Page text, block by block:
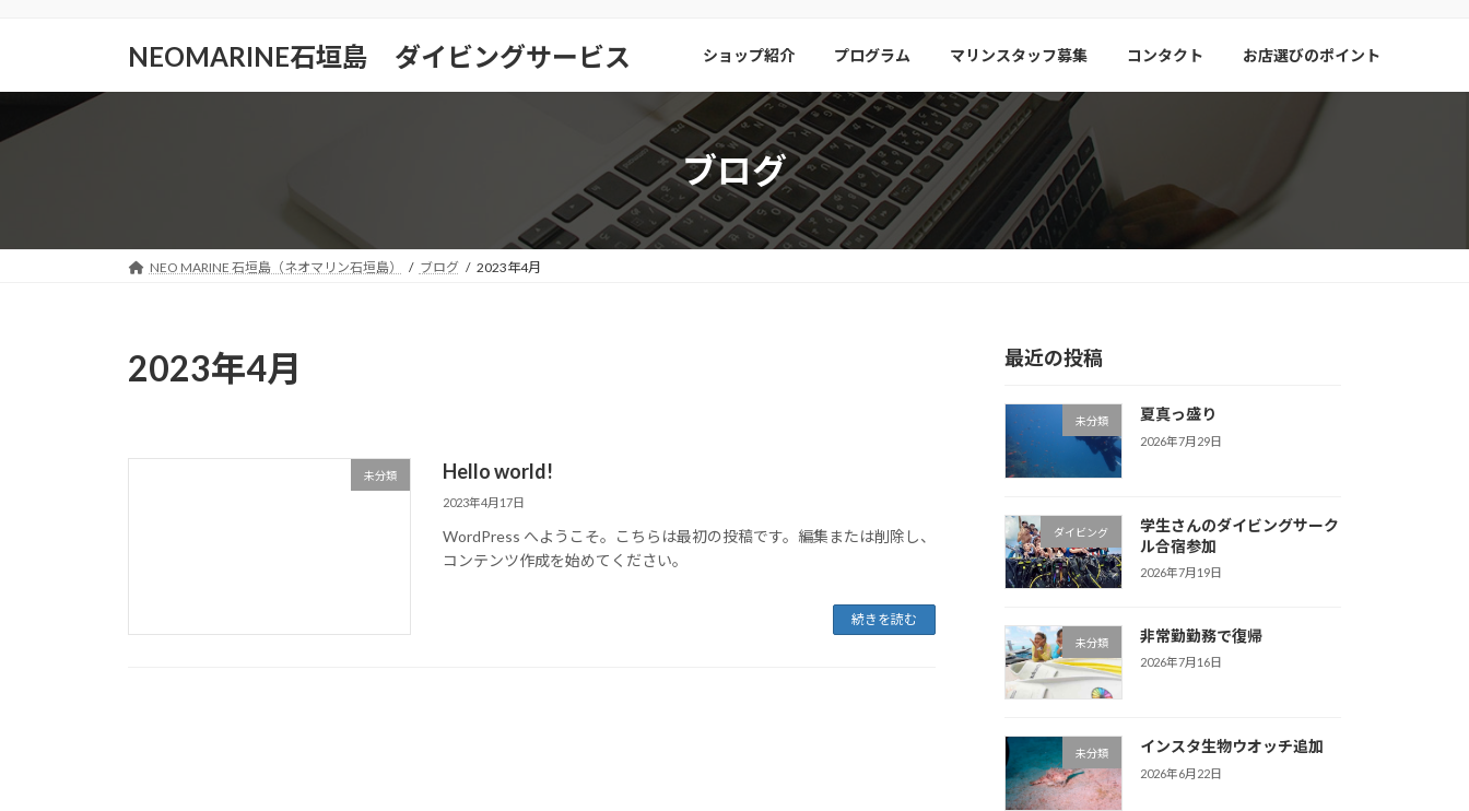
ン
へ
プ
ー
ョ
動
NEOMARINE石垣島 ダイビングサービス ショップ紹介 プログラム マリンスタッフ募集 コンタクト お店選びのポイント
ブログ
NEO MARINE 石垣島（ネオマリン石垣島） ブログ 2023年4月
2023年4月
未分類 Hello world!
2023年4月17日
WordPress へようこそ。こちらは最初の投稿です。編集または削除し、
コンテンツ作成を始めてください。
続きを読む
最近の投稿
未分類 夏真っ盛り
2026年7月29日
ダイビング
学生さんのダイビングサーク
ル合宿参加
2026年7月19日
未分類 非常勤勤務で復帰
2026年7月16日
未分類 インスタ生物ウオッチ追加
2026年6月22日